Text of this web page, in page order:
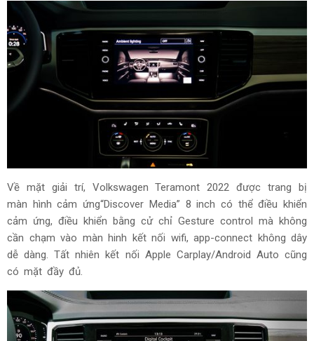
Về mặt giải trí, Volkswagen Teramont 2022 được trang bị
màn hình cảm ứng“Discover Media” 8 inch có thể điều khiển
cảm ứng, điều khiển bằng cử chỉ Gesture control mà không
cần chạm vào màn hinh kết nối wifi, app-connect không dây
dễ dàng. Tất nhiên kết nối Apple Carplay/Android Auto cũng
có mặt đầy đủ.